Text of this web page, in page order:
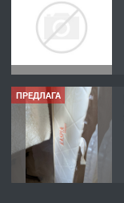
ПРЕДЛАГА